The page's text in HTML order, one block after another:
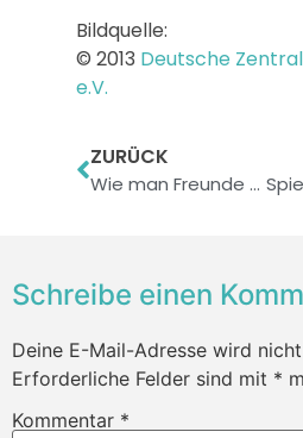
Bildquelle:
© 2013 Deutsche
e.V.
ZURÜCK
Wie man Freunde an Halloween überrascht
Schreibe einen
Deine E-Mail-Adresse wird
Erforderliche Felder sind mit *
Kommentar *